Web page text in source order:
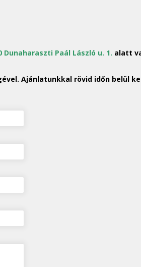
Dunaharaszti Paál László u. 1. alatt
Ajánlatunkkal rövid időn belül